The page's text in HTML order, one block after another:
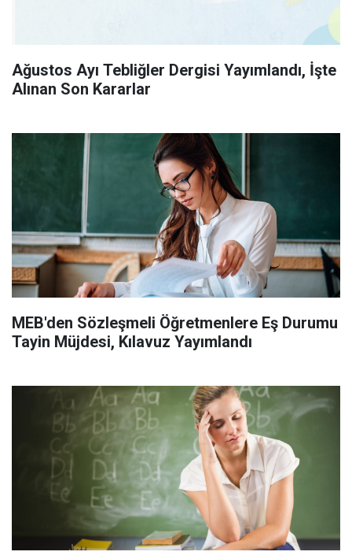
Ağustos Ayı Tebliğler Dergisi Yayımlandı, İşte
Alınan Son Kararlar
MEB'den Sözleşmeli Öğretmenlere Eş Durumu
Tayin Müjdesi, Kılavuz Yayımlandı